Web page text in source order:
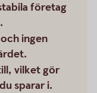
företag
ingen
vilket gör
sparar i.